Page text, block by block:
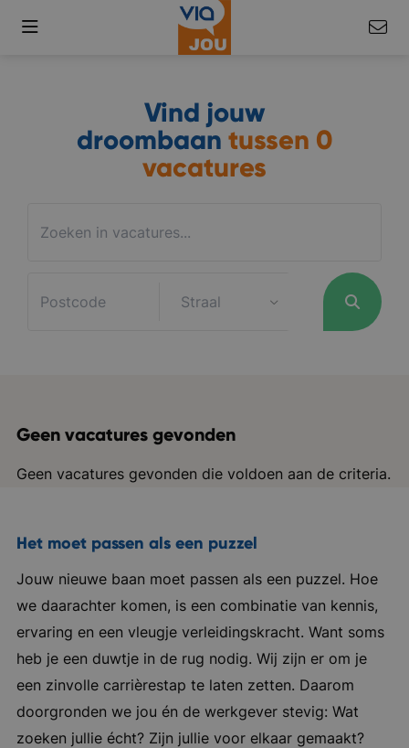
Vind jouw
droombaan tussen 0
vacatures
Geen vacatures gevonden
Geen vacatures gevonden die voldoen aan de criteria.
Het moet passen als een puzzel
Jouw nieuwe baan moet passen als een puzzel. Hoe
we daarachter komen, is een combinatie van kennis,
ervaring en een vleugje verleidingskracht. Want soms
heb je een duwtje in de rug nodig. Wij zijn er om je
een zinvolle carrièrestap te laten zetten. Daarom
doorgronden we jou én de werkgever stevig: Wat
zoeken jullie écht? Zijn jullie voor elkaar gemaakt?